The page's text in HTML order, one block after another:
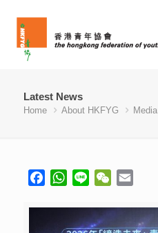
Latest News
Home About HKFYG Media
FacebookWhatsApp
Line WeChat